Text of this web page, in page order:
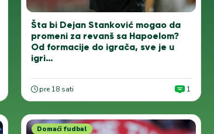
Šta bi Dejan Stanković mogao da
promeni za revanš sa Hapoelom?
Od formacije do igrača, sve je u
igri…
pre 18 sati 1
Domaći fudbal